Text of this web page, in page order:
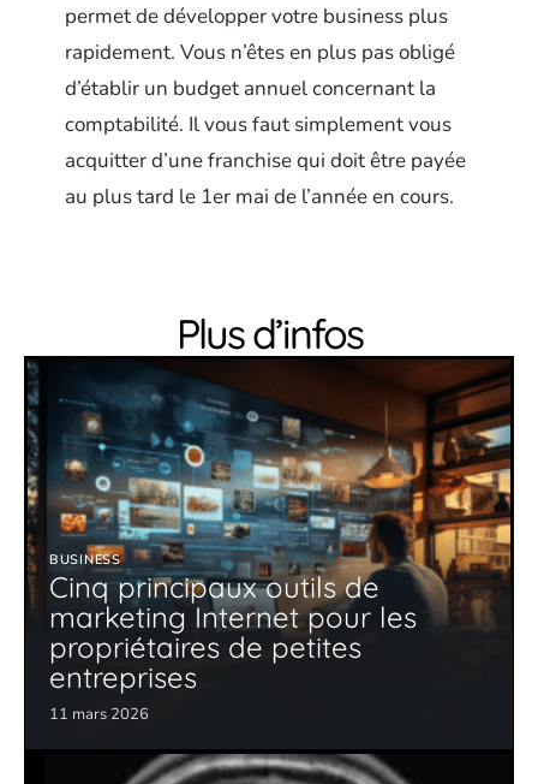
permet de développer votre business plus
rapidement. Vous n’êtes en plus pas obligé
d’établir un budget annuel concernant la
comptabilité. Il vous faut simplement vous
acquitter d’une franchise qui doit être payée
au plus tard le 1er mai de l’année en cours.
Plus d’infos
BUSINESS
Cinq principaux outils de
marketing Internet pour les
propriétaires de petites
entreprises
11 mars 2026